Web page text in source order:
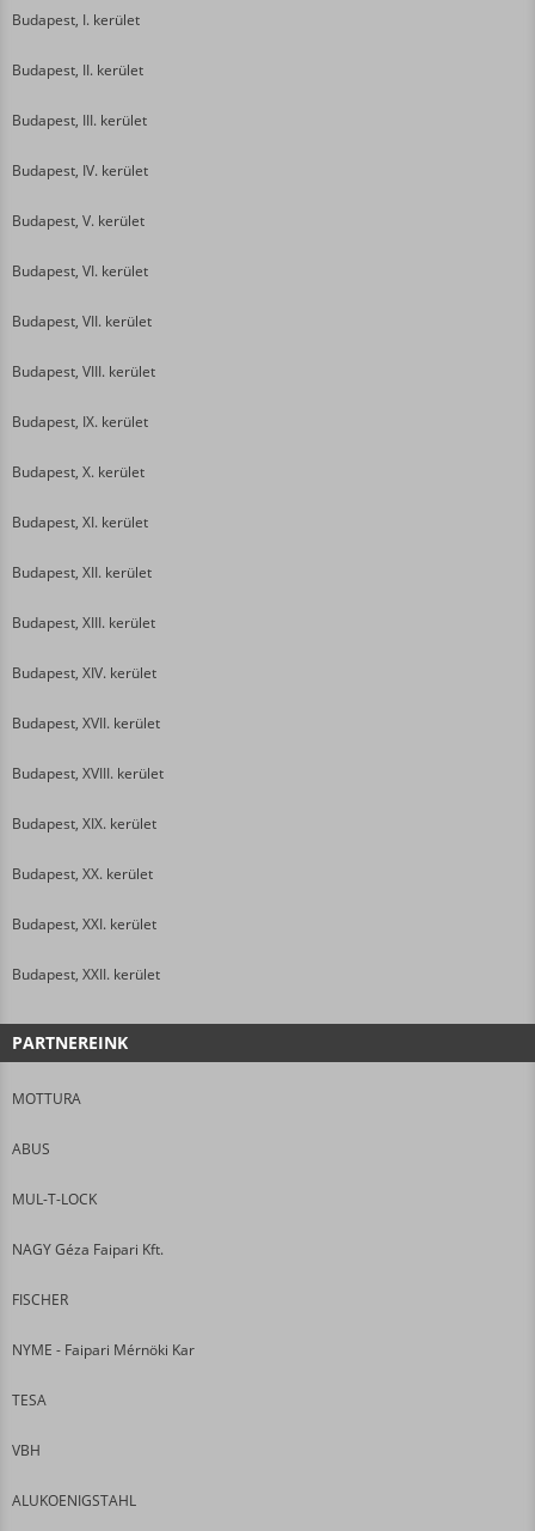
Budapest, I. kerület
Budapest, II. kerület
Budapest, III. kerület
Budapest, IV. kerület
Budapest, V. kerület
Budapest, VI. kerület
Budapest, VII. kerület
Budapest, VIII. kerület
Budapest, IX. kerület
Budapest, X. kerület
Budapest, XI. kerület
Budapest, XII. kerület
Budapest, XIII. kerület
Budapest, XIV. kerület
Budapest, XVII. kerület
Budapest, XVIII. kerület
Budapest, XIX. kerület
Budapest, XX. kerület
Budapest, XXI. kerület
Budapest, XXII. kerület
PARTNEREINK
MOTTURA
ABUS
MUL-T-LOCK
NAGY Géza Faipari Kft.
FISCHER
NYME - Faipari Mérnöki Kar
TESA
VBH
ALUKOENIGSTAHL